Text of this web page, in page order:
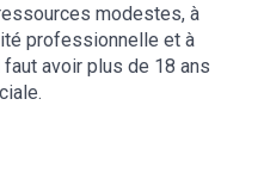
modestes, à
professionnelle et à
avoir plus de 18 ans